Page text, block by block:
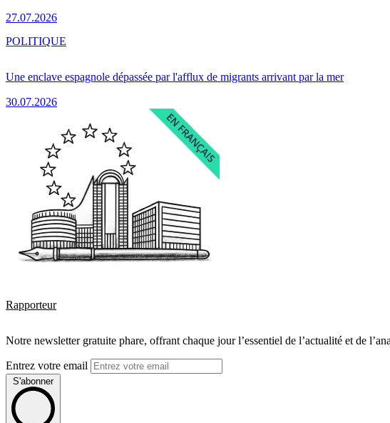
27.07.2026
Une enclave espagnole dépassée par l'afflux de migrants arrivant par la mer
30.07.2026
POLITIQUE
Rapporteur
Notre newsletter gratuite phare, offrant chaque jour l’essentiel de l’actualité et de
Entrez votre email
S'abonner